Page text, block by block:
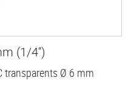
(1/4'')
transparents Ø 6 mm